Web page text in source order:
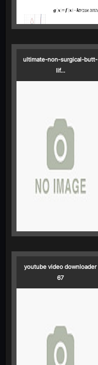
ultimate-non-surgical-butt-
lif…
youtube video downloader
67